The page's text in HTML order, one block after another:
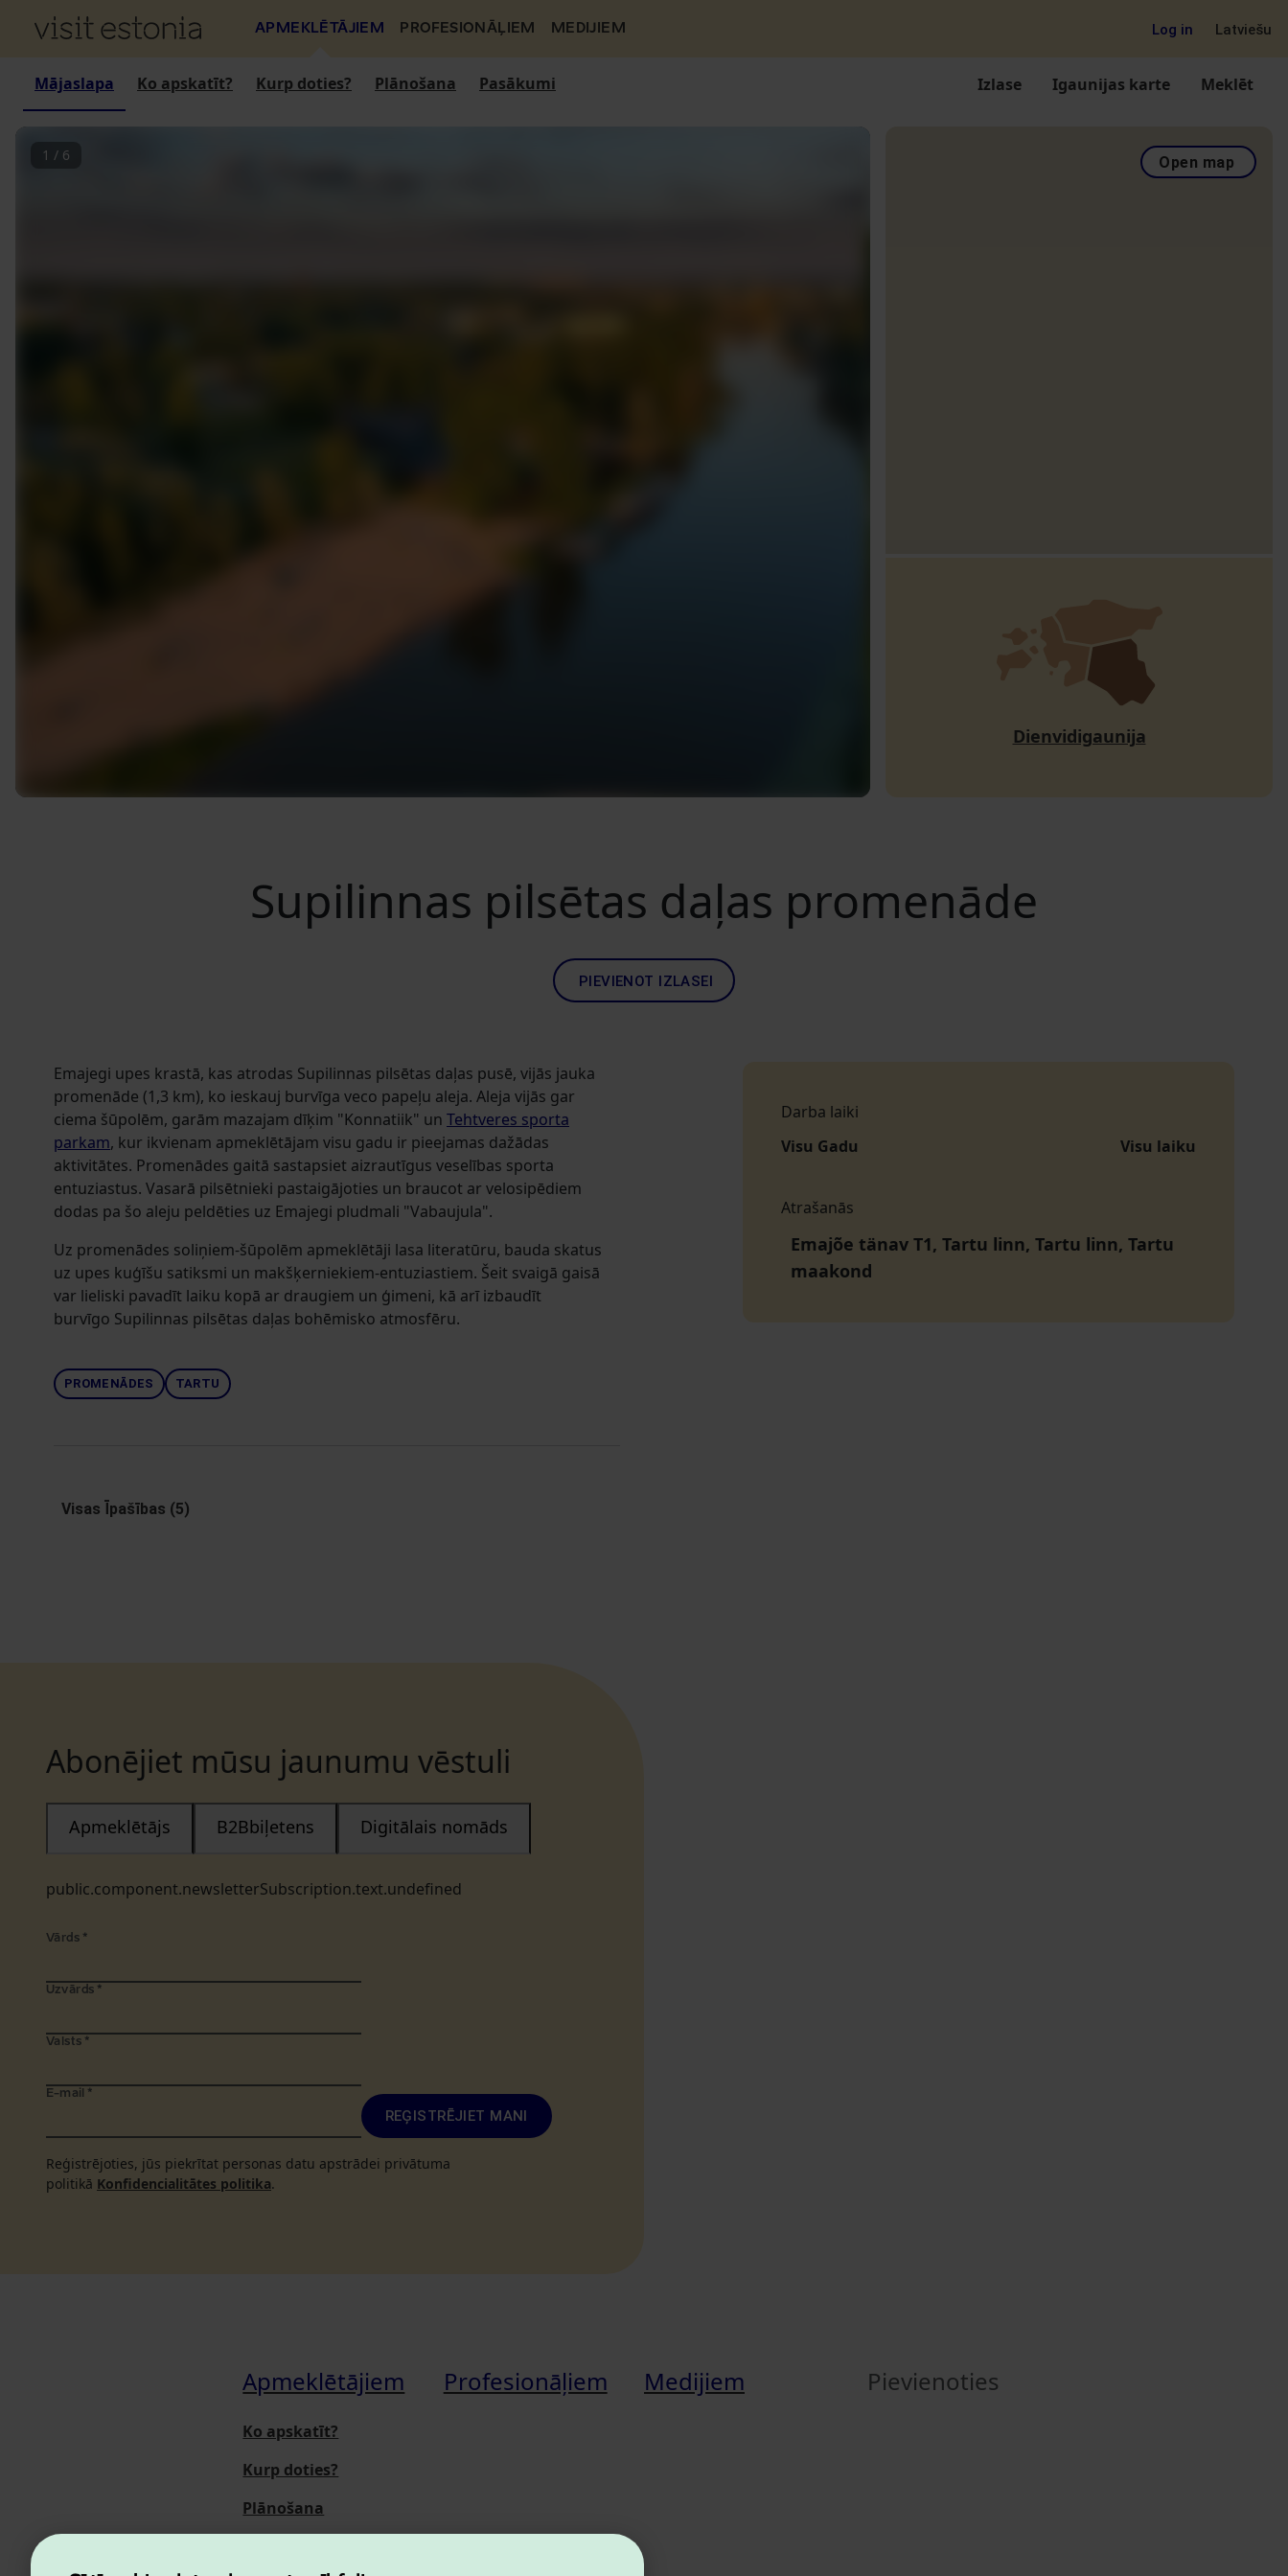
APMEKLĒTĀJIEM PROFESIONĀĻIEM MEDIJIEM Log in Latviešu
Mājaslapa Ko apskatīt? Kurp doties? Plānošana Pasākumi Izlase Igaunijas karte Meklēt
1 / 6 Open map
Dienvidigaunija
Supilinnas pilsētas daļas promenāde
PIEVIENOT IZLASEI
Emajegi upes krastā, kas atrodas Supilinnas pilsētas daļas pusē, vijās jauka
promenāde (1,3 km), ko ieskauj burvīga veco papeļu aleja. Aleja vijās gar
ciema šūpolēm, garām mazajam dīķim "Konnatiik" un Tehtveres sporta
parkam, kur ikvienam apmeklētājam visu gadu ir pieejamas dažādas
aktivitātes. Promenādes gaitā sastapsiet aizrautīgus veselības sporta
entuziastus. Vasarā pilsētnieki pastaigājoties un braucot ar velosipēdiem
dodas pa šo aleju peldēties uz Emajegi pludmali "Vabaujula".
Uz promenādes soliņiem-šūpolēm apmeklētāji lasa literatūru, bauda skatus
uz upes kuģīšu satiksmi un makšķerniekiem-entuziastiem. Šeit svaigā gaisā
var lieliski pavadīt laiku kopā ar draugiem un ģimeni, kā arī izbaudīt
burvīgo Supilinnas pilsētas daļas bohēmisko atmosfēru.
PROMENĀDES TARTU
Visas Īpašības (5)
Darba laiki
Visu Gadu
Visu laiku
Atrašanās
Emajõe tänav T1, Tartu linn, Tartu linn, Tartu
maakond
Abonējiet mūsu jaunumu vēstuli
public.component.newsletterSubscription.text.undefined
Apmeklētājs B2Bbiļetens Digitālais nomāds
Vārds *
Uzvārds *
Valsts *
E-mail *
REĢISTRĒJIET MANI
Reģistrējoties, jūs piekrītat personas datu apstrādei privātuma
politikā Konfidencialitātes politika.
Apmeklētājiem
Ko apskatīt?
Kurp doties?
Plānošana
Profesionāļiem Medijiem Pievienoties